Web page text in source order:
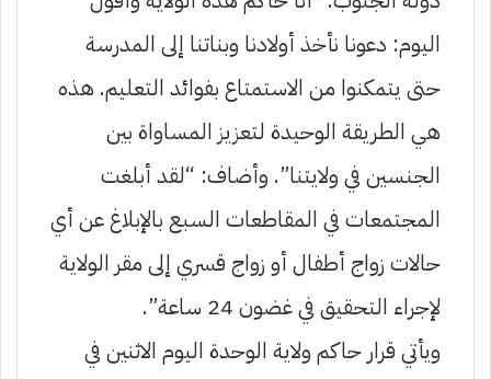
اليوم: دعونا نأخذ أولادنا وبناتنا إلى المدرسة
حتى يتمكنوا من الاستمتاع بفوائد التعليم. هذه
هي الطريقة الوحيدة لتعزيز المساواة بين
الجنسين في ولايتنا”. وأضاف: “لقد أبلغت
المجتمعات في المقاطعات السبع بالإبلاغ عن أي
حالات زواج أطفال أو زواج قسري إلى مقر الولاية
لإجراء التحقيق في غضون 24 ساعة”.
ويأتي قرار حاكم ولاية الوحدة اليوم الاثنين في